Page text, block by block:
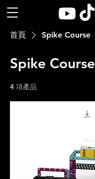
首頁 Spike Course
Spike Course
4 項產品